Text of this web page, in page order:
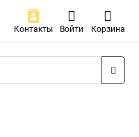
Контакты Войти Корзина